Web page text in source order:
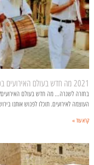
2021 מה חדש בעולם האירועים בכלל והמתופפים והנגנים בפרט?
בחזרה לשגרה… מה חדש בעולם
העוצמה לאירועים. תוכלו לפגוש אותנו
קרא עוד »